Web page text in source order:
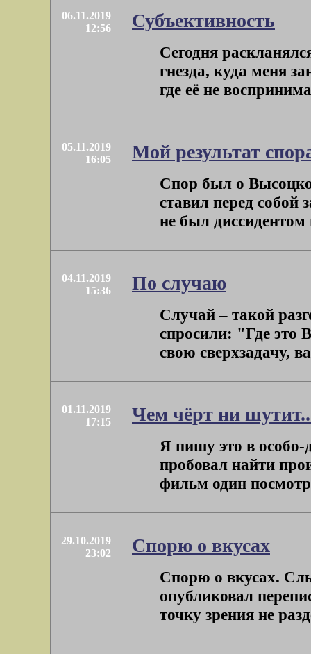
06.11.2019
12:56
Субъективность
Сегодня
гнезда, куда меня
где её не
05.11.2019
16:05
Мой результат
Спор был о
ставил перед собой
не был
04.11.2019
15:36
По случаю
Случай – такой
спросили: "Где это
свою сверхзадачу,
01.11.2019
17:15
Чем чёрт ни
Я пишу это в особо-
пробовал найти
фильм один
29.10.2019
23:02
Спорю о вкусах
Спорю о вкусах.
опубликовал
точку зрения не